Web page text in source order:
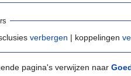
verbergen | koppelingen
pagina's verwijzen naar